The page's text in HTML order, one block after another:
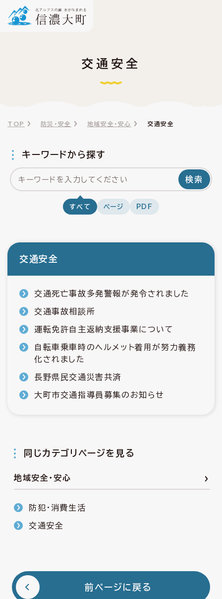
交通安全
TOP 防災・安全 地域安全・安心 交通安全
キーワードから探す
検索
すべて ページ PDF
交通安全
交通死亡事故多発警報が発令されました
交通事故相談所
運転免許自主返納支援事業について
自転車乗車時のヘルメット着用が努力義務
化されました
長野県民交通災害共済
大町市交通指導員募集のお知らせ
同じカテゴリページを見る
地域安全・安心
防犯・消費生活
交通安全
前ページに戻る